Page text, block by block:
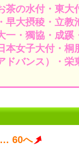
茶の水付・東大
早大摂稜・立教
一・獨協・成蹊
本女子大付・桐
ドバンス）・栄
… 60へ